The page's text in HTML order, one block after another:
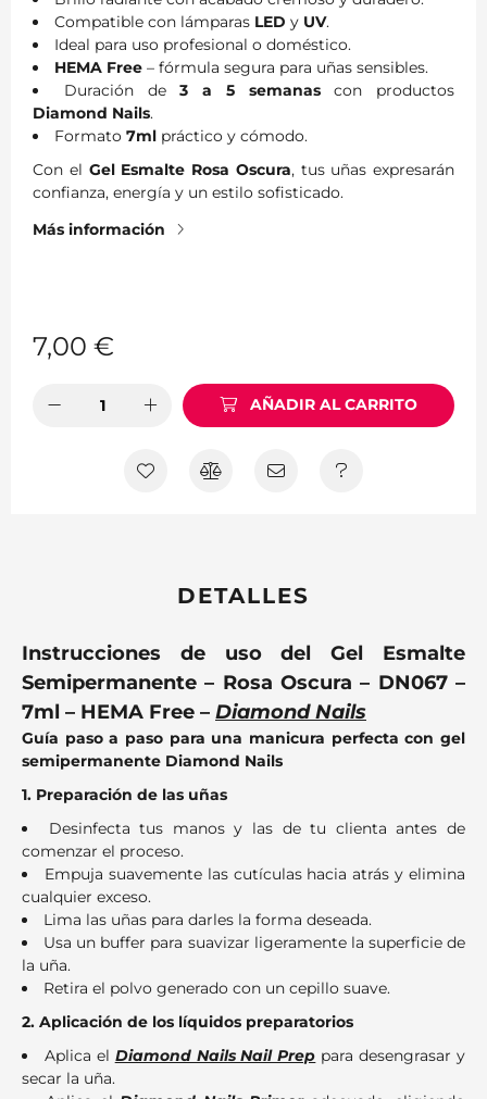
Compatible con lámparas LED y UV.
Ideal para uso profesional o doméstico.
HEMA Free – fórmula segura para uñas sensibles.
Duración de3 a 5 semanascon productos
Diamond Nails.
Formato 7ml práctico y cómodo.
Con el Gel Esmalte Rosa Oscura, tus uñas expresarán
confianza, energía y un estilo sofisticado.
Más información
7,00 €
AÑADIR AL CARRITO
DETALLES
Instrucciones de uso del Gel Esmalte
Semipermanente – Rosa Oscura – DN067 –
7ml – HEMA Free – Diamond Nails
Guía paso a paso para una manicura perfecta con gel
semipermanente Diamond Nails
1. Preparación de las uñas
Desinfecta tus manos y las de tu clienta antes de
comenzar el proceso.
Empuja suavemente las cutículas hacia atrás y elimina
cualquier exceso.
Lima las uñas para darles la forma deseada.
Usa un buffer para suavizar ligeramente la superficie de
la uña.
Retira el polvo generado con un cepillo suave.
2. Aplicación de los líquidos preparatorios
Aplica el Diamond Nails Nail Prep para desengrasar y
secar la uña.